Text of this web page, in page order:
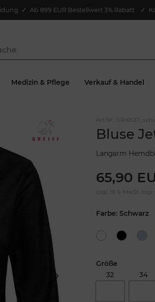
✓ Ab 899 EUR Bestellwert 3% Rabatt ✓
Medizin & Pflege Verkauf & Handel
Next
Art.Nr.: GR-
Bluse
Langarm
65,90
zzgl. 19 % MwSt. zzgl.
Farbe: Schwarz
Größe
32
34